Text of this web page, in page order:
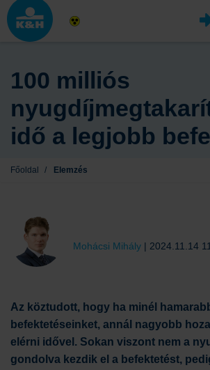
100 milliós
idő a legjobb
Főoldal / Elemzés
Mohácsi Mihály | 2024.11.14
Az köztudott, hogy ha minél
befektetéseinket, annál nagyobb
elérni idővel. Sokan viszont nem a
gondolva kezdik el a befektetést,